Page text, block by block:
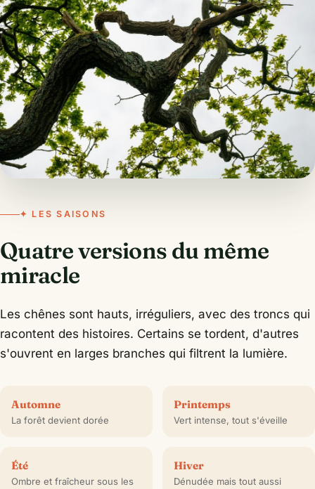
✦ LES SAISONS
Quatre versions du même
miracle
Les chênes sont hauts, irréguliers, avec des troncs qui
racontent des histoires. Certains se tordent, d'autres
s'ouvrent en larges branches qui filtrent la lumière.
Automne
La forêt devient dorée
Printemps
Vert intense, tout s'éveille
Été
Ombre et fraîcheur sous les
Hiver
Dénudée mais tout aussi